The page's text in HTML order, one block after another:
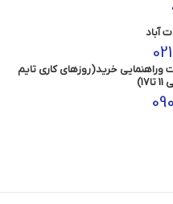
آباد
وراهنمایی خرید(روزهای کاری تایم